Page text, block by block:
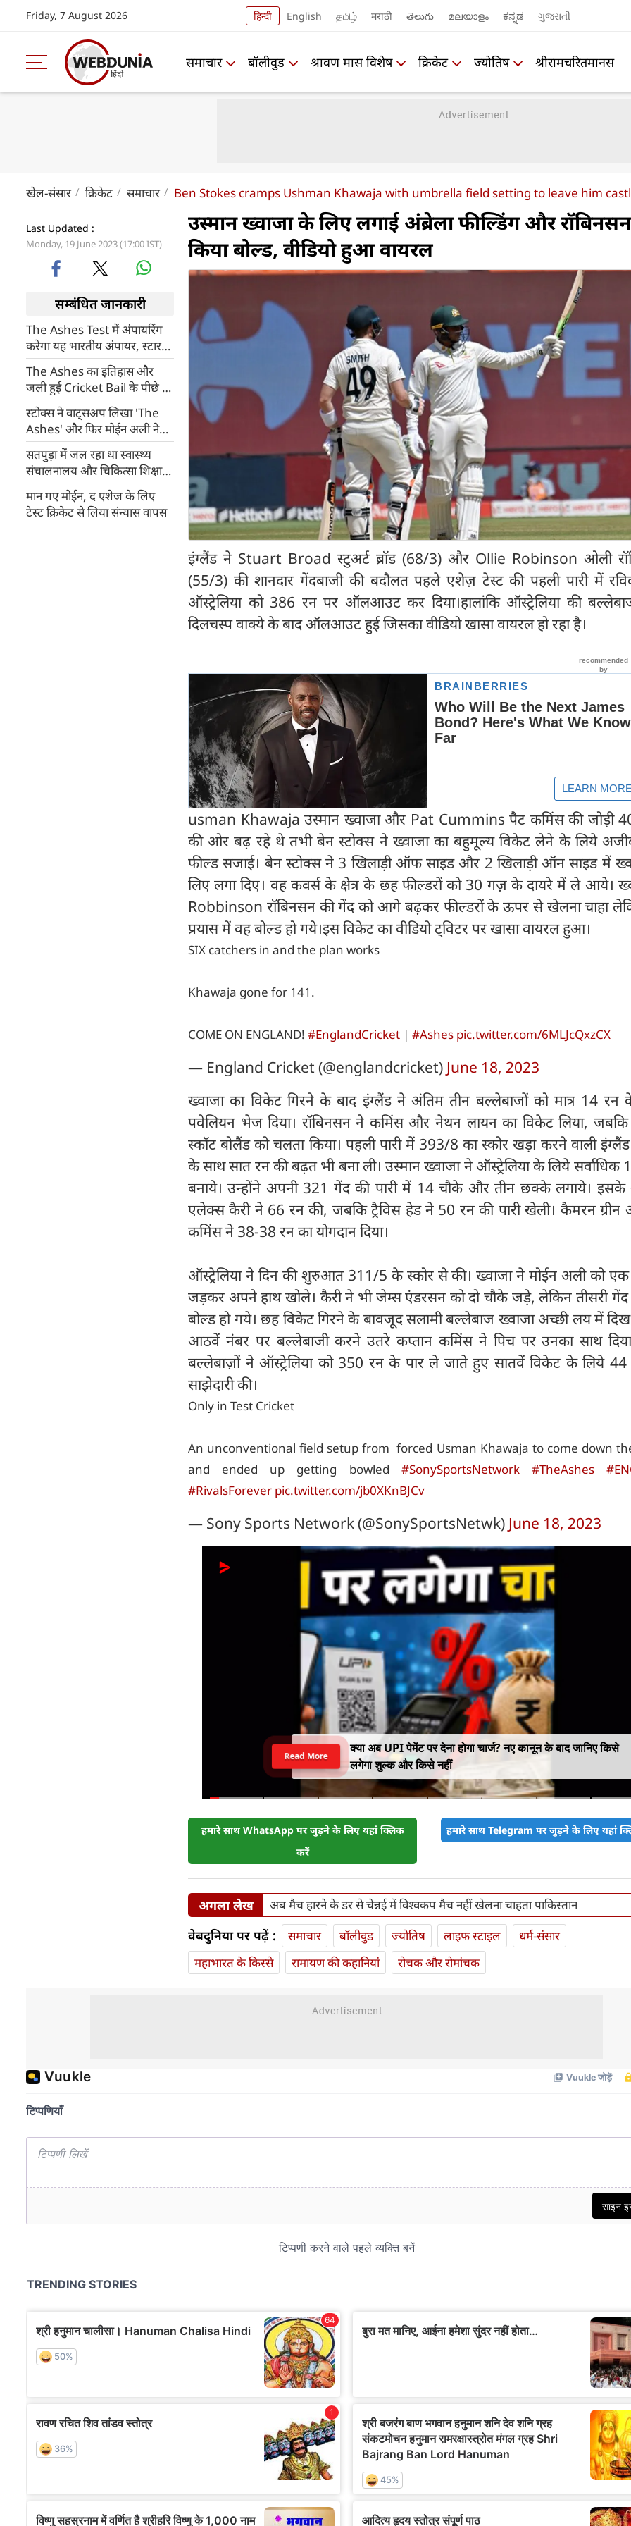
Friday, 7 August 2026 हिन्दी English தமிழ் मराठी తెలుగు മലയാളം ಕನ್ನಡ ગુજરાતી
समाचार बॉलीवुड श्रावण मास विशेष क्रिकेट ज्योतिष श्रीरामचरितमानस
खेल-संसार क्रिकेट समाचार Ben Stokes cramps Ushman Khawaja with umbrella field setting to leave him
Last Updated :
Monday, 19 June 2023 (17:00 IST)
सम्बंधित जानकारी
The Ashes Test में अंपायरिंग
करेगा यह भारतीय अंपायर, स्टार
बल्लेबाज भी नहीं ला पाते दबाव में
The Ashes का इतिहास और
जली हुई Cricket Bail के पीछे की
प्रेम कहानी
स्टोक्स ने वाट्सअप लिखा 'The
Ashes' और फिर मोईन अली ने
लिखा LoL, ऐसे वापस लिया
ऑलराउंडर ने संन्यास
सतपुड़ा मेंं जल रहा था स्वास्थ्य
संचालनालय और चिकित्सा शिक्षा
मंत्री पं. प्रदीप मिश्रा की कथा में थे
व्यस्त
मान गए मोईन, द एशेज के लिए
टेस्ट क्रिकेट से लिया संन्यास वापस
उस्मान ख्वाजा के लिए लगाई अंब्रेला फील्डिंग और
किया बोल्ड, वीडियो हुआ वायरल
इंग्लैंड ने Stuart Broad स्टुअर्ट ब्रॉड (68/3) और Ollie Robinson ओली
(55/3) की शानदार गेंदबाजी की बदौलत पहले एशेज़ टेस्ट की पहली पारी में
ऑस्ट्रेलिया को 386 रन पर ऑलआउट कर दिया।हालांकि ऑस्ट्रेलिया की
दिलचस्प वाक्ये के बाद ऑलआउट हुई जिसका वीडियो खासा वायरल हो रहा है।
usman Khawaja उस्मान ख्वाजा और Pat Cummins पैट कमिंस की जोड़ी
की ओर बढ़ रहे थे तभी बेन स्टोक्स ने ख्वाजा का बहुमूल्य विकेट लेने के लिये
फील्ड सजाई। बेन स्टोक्स ने 3 खिलाड़ी ऑफ साइड और 2 खिलाड़ी ऑन साइड में
लिए लगा दिए। वह कवर्स के क्षेत्र के छह फील्डरों को 30 गज़ के दायरे में ले आये।
Robbinson रॉबिनसन की गेंद को आगे बढ़कर फील्डरों के ऊपर से खेलना चाहा
प्रयास में वह बोल्ड हो गये।इस विकेट का वीडियो ट्विटर पर खासा वायरल हुआ।
SIX catchers in and the plan works
Khawaja gone for 141.
COME ON ENGLAND! #EnglandCricket | #Ashes pic.twitter.com/6MLJcQxzCX
— England Cricket (@englandcricket) June 18, 2023
ख्वाजा का विकेट गिरने के बाद इंग्लैंड ने अंतिम तीन बल्लेबाजों को मात्र 14
पवेलियन भेज दिया। रॉबिनसन ने कमिंस और नेथन लायन का विकेट लिया, जबकि
स्कॉट बोलैंड को चलता किया। पहली पारी में 393/8 का स्कोर खड़ा करने वाली
के साथ सात रन की बढ़त भी बना ली। उस्मान ख्वाजा ने ऑस्ट्रेलिया के लिये सर्वाधिक
बनाये। उन्होंने अपनी 321 गेंद की पारी में 14 चौके और तीन छक्के लगाये। इसके
एलेक्स कैरी ने 66 रन की, जबकि ट्रैविस हेड ने 50 रन की पारी खेली। कैमरन
कमिंस ने 38-38 रन का योगदान दिया।
ऑस्ट्रेलिया ने दिन की शुरुआत 311/5 के स्कोर से की। ख्वाजा ने मोईन अली को
जड़कर अपने हाथ खोले। कैरी ने भी जेम्स एंडरसन को दो चौके जड़े, लेकिन तीसरी
बोल्ड हो गये। छह विकेट गिरने के बावजूद सलामी बल्लेबाज ख्वाजा अच्छी लय में
आठवें नंबर पर बल्लेबाजी करने उतरे कप्तान कमिंस ने पिच पर उनका साथ
बल्लेबाज़ों ने ऑस्ट्रेलिया को 350 रन के पार ले जाते हुए सातवें विकेट के लिये 44
साझेदारी की।
Only in Test Cricket
An unconventional field setup from forced Usman Khawaja to come down
and ended up getting bowled #SonySportsNetwork #TheAshes
#RivalsForever pic.twitter.com/jb0XKnBJCv
— Sony Sports Network (@SonySportsNetwk) June 18, 2023
क्या अब UPI पेमेंट पर देना होगा चार्ज? नए कानून के बाद जानिए किसे
लगेगा शुल्क और किसे नहीं
Read More
हमारे साथ WhatsApp पर जुड़ने के लिए यहां क्लिक
करें
हमारे साथ Telegram पर जुड़ने के लिए यहां
अगला लेख अब मैच हारने के डर से चेन्नई में विश्वकप मैच नहीं खेलना चाहता पाकिस्तान
वेबदुनिया पर पढ़ें : समाचार बॉलीवुड ज्योतिष लाइफ स्‍टाइल
धर्म-संसार
महाभारत के किस्से
रामायण की कहानियां रोचक और रोमांचक